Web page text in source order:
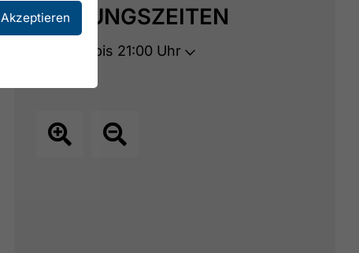
ÖFFNUNGSZEITEN
Geöffnet bis 21:00 Uhr
Akzeptieren